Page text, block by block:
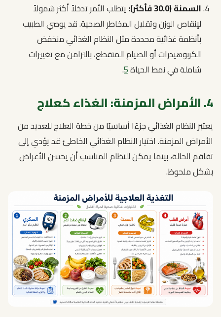
السمنة (30.0 فأكثر):
يتطلب الأمر تدخلاً أكثر شمولاً
لإنقاص الوزن وتقليل المخاطر الصحية. قد يوصي الطبيب
بأنظمة غذائية محددة مثل النظام الغذائي منخفض
الكربوهيدرات أو الصيام المتقطع، بالتزامن مع تغييرات
شاملة في نمط الحياة5
.
4. الأمراض المزمنة: الغذاء كعلاج
يعتبر النظام الغذائي جزءًا أساسيًا من خطة العلاج للعديد من
الأمراض المزمنة. اختيار النظام الغذائي الخاطئ قد يؤدي إلى
تفاقم الحالة، بينما يمكن للنظام المناسب أن يحسن الأعراض
بشكل ملحوظ.